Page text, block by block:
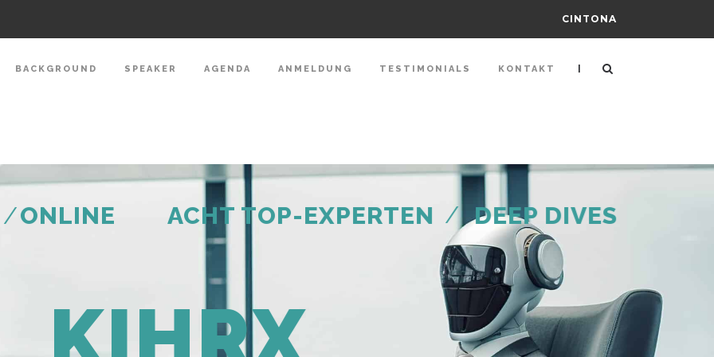
CINTONA
BACKGROUND SPEAKER AGENDA ANMELDUNG TESTIMONIALS KONTAKT |
KIHRX
/ONLINE ACHT TOP-EXPERTEN / DEEP DIVES